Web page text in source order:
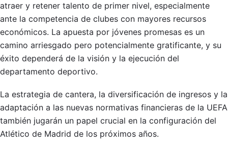
atraer y retener talento de primer nivel, especialmente
ante la competencia de clubes con mayores recursos
económicos. La apuesta por jóvenes promesas es un
camino arriesgado pero potencialmente gratificante, y su
éxito dependerá de la visión y la ejecución del
departamento deportivo.
La estrategia de cantera, la diversificación de ingresos y la
adaptación a las nuevas normativas financieras de la UEFA
también jugarán un papel crucial en la configuración del
Atlético de Madrid de los próximos años.